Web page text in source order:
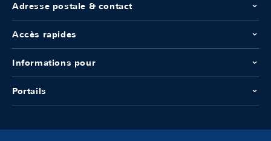
Adresse postale & contact
Accès rapides
Informations pour
Portails